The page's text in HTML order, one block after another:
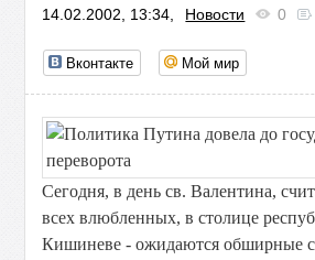
14.02.2002, 13:34, Новости 0
Вконтакте Мой мир
Сегодня, в день св. Валентина,
всех влюбленных, в столице
Кишиневе - ожидаются обширные